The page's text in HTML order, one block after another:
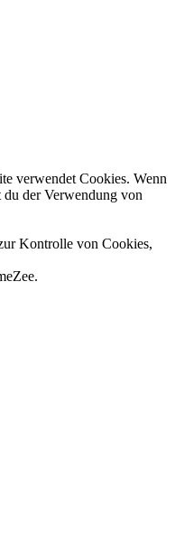
verwendet Cookies. Wenn
der Verwendung von
Kontrolle von Cookies,